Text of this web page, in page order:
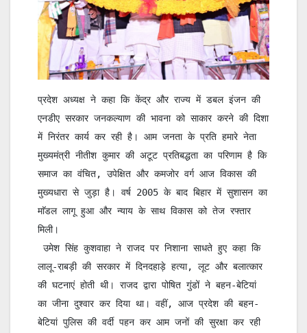
प्रदेश अध्यक्ष ने कहा कि केंद्र और राज्य में डबल इंजन की
एनडीए सरकार जनकल्याण की भावना को साकार करने की दिशा
में निरंतर कार्य कर रही है। आम जनता के प्रति हमारे नेता
मुख्यमंत्री नीतीश कुमार की अटूट प्रतिबद्धता का परिणाम है कि
समाज का वंचित, उपेक्षित और कमजोर वर्ग आज विकास की
मुख्यधारा से जुड़ा है। वर्ष 2005 के बाद बिहार में सुशासन का
माॅडल लागू हुआ और न्याय के साथ विकास को तेज रफ्तार
मिली।
लालू-राबड़ी की सरकार में दिनदहाड़े हत्या, लूट और बलात्कार
की घटनाएं होती थी। राजद द्वारा पोषित गुंडों ने बहन-बेटियां
का जीना दुश्वार कर दिया था। वहीं, आज प्रदेश की बहन-
बेटियां पुलिस की वर्दी पहन कर आम जनों की सुरक्षा कर रही